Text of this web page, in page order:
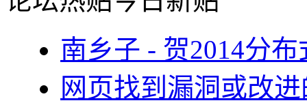
南乡子 - 贺2014分
网页找到漏洞或改